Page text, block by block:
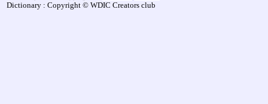
Dictionary : Copyright © WDIC Creators club